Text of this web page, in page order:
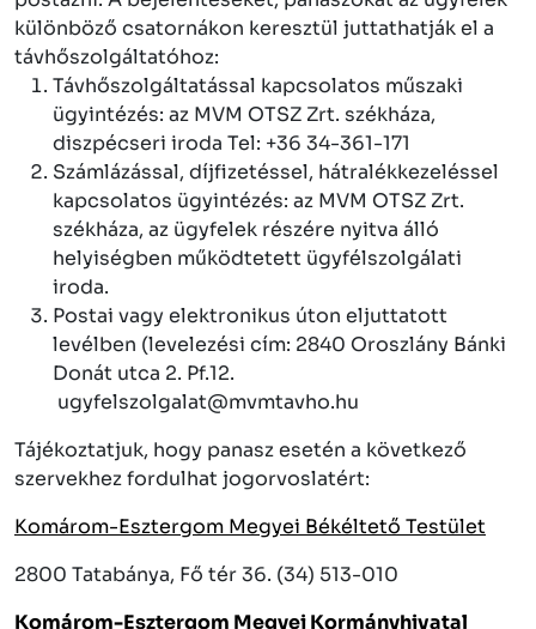
különböző csatornákon keresztül juttathatják el a
távhőszolgáltatóhoz:
Távhőszolgáltatással kapcsolatos műszaki
ügyintézés: az MVM OTSZ Zrt. székháza,
diszpécseri iroda Tel: +36 34-361-171
Számlázással, díjfizetéssel, hátralékkezeléssel
kapcsolatos ügyintézés: az MVM OTSZ Zrt.
székháza, az ügyfelek részére nyitva álló
helyiségben működtetett ügyfélszolgálati
iroda.
Postai vagy elektronikus úton eljuttatott
levélben (levelezési cím: 2840 Oroszlány Bánki
Donát utca 2. Pf.12.
ugyfelszolgalat@mvmtavho.hu
Tájékoztatjuk, hogy panasz esetén a következő
szervekhez fordulhat jogorvoslatért:
Komárom-Esztergom Megyei Békéltető Testület
2800 Tatabánya, Fő tér 36. (34) 513-010
Komárom-Esztergom Megyei Kormányhivatal